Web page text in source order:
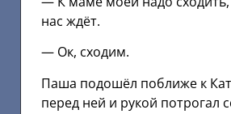
нас ждёт.
— Ок, сходим.
Паша подошёл поближе к
перед ней и рукой потрогал